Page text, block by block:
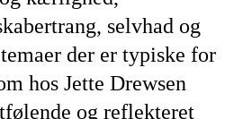
selvhad og
der er typiske for
hos Jette Drewsen
og reflekteret